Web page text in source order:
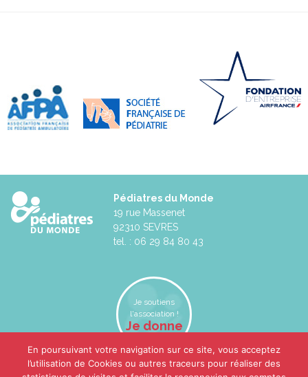
Pédiatres du Monde
19 rue Massenet
92310 SEVRES
tel. : 06 29 84 80 43
Je soutiens
l'association !
Je donne
En poursuivant votre navigation sur ce site, vous acceptez
l’utilisation de Cookies ou autres traceurs pour réaliser des